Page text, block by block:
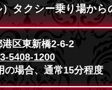
タクシー乗り場から
区東新橋2-6-2
5408-1200
の場合、通常15分程度